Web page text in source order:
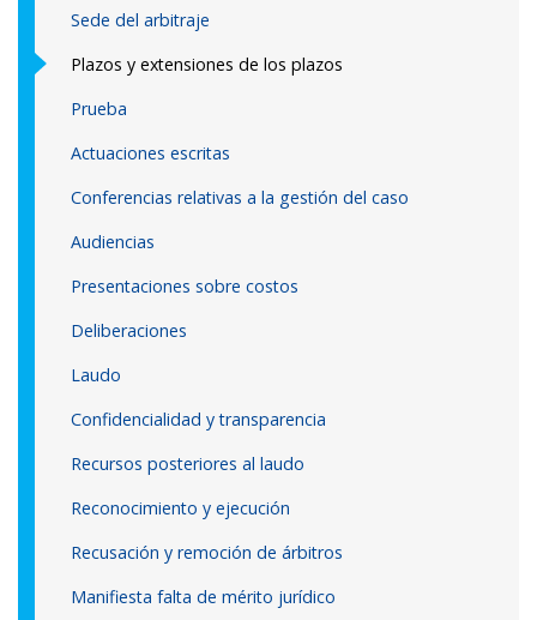
Sede del arbitraje
Plazos y extensiones de los plazos
Prueba
Actuaciones escritas
Conferencias relativas a la gestión del caso
Audiencias
Presentaciones sobre costos
Deliberaciones
Laudo
Confidencialidad y transparencia
Recursos posteriores al laudo
Reconocimiento y ejecución
Recusación y remoción de árbitros
Manifiesta falta de mérito jurídico